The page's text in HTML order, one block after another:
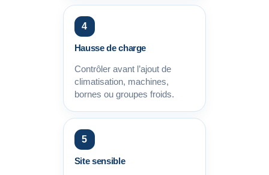
4
Hausse de charge
Contrôler avant l’ajout de
climatisation, machines,
bornes ou groupes froids.
5
Site sensible